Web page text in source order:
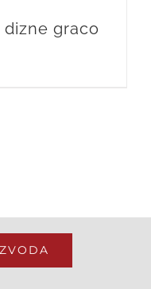
dizne graco